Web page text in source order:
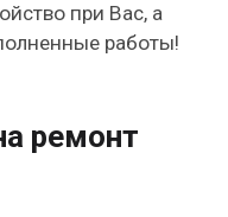
при Вас, а
работы!
ремонт